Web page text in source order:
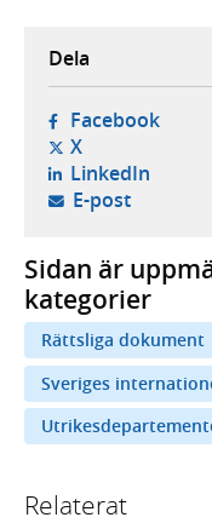
Dela
Facebook-
X- öppnas i ny
LinkedIn-
E-post- öppnar
Sidan är
kategorier
Rättsliga dokument
Sveriges
Relaterat